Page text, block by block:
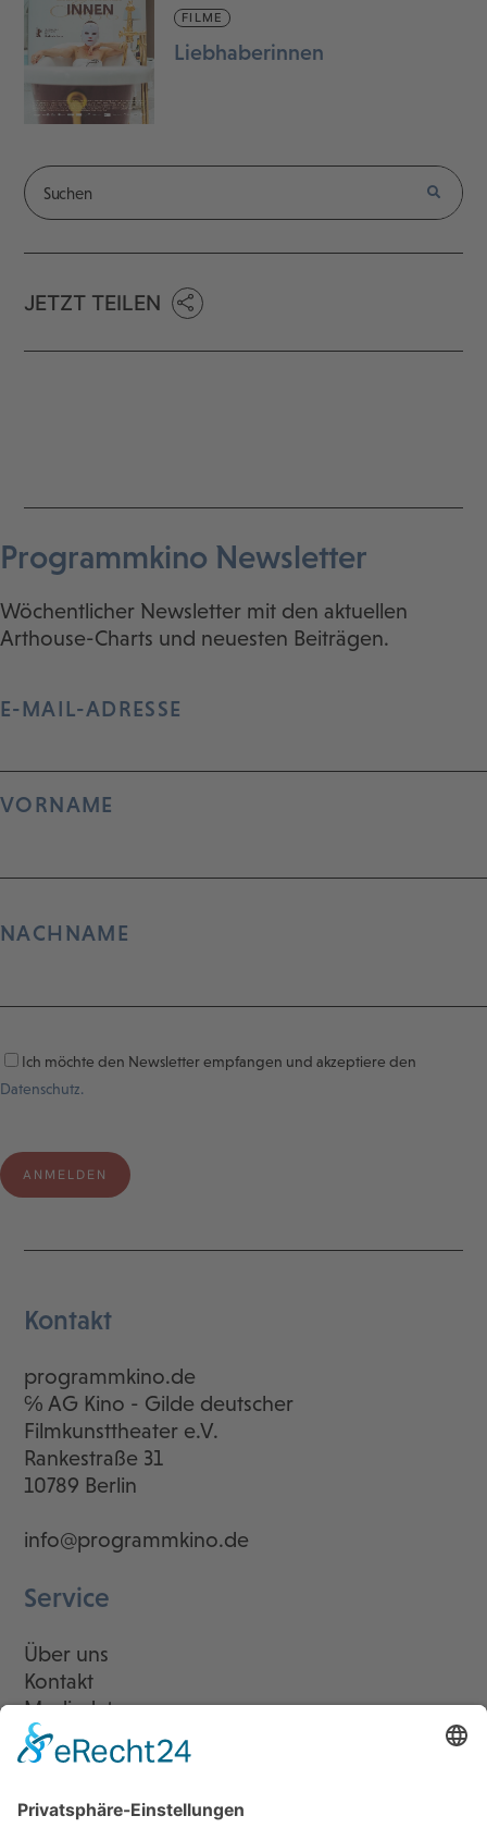
FILME
Liebhaberinnen
JETZT TEILEN
Programmkino Newsletter
Wöchentlicher Newsletter mit den aktuellen
Arthouse-Charts und neuesten Beiträgen.
E-MAIL-ADRESSE
VORNAME
NACHNAME
Ich möchte den Newsletter empfangen und akzeptiere den
Datenschutz.
Kontakt
programmkino.de
℅ AG Kino - Gilde deutscher
Filmkunsttheater e.V.
Rankestraße 31
10789 Berlin
info@programmkino.de
Service
Über uns
Kontakt
Mediadaten
Newsletter
LogIn
Legal